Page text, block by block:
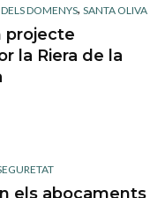
DOMENYS, SANTA OLIVA
projecte
la Riera de la
els abocaments